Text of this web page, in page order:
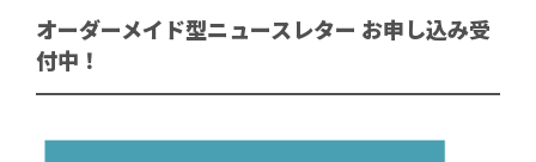
オーダーメイド型ニュースレター お申し込み受
付中！